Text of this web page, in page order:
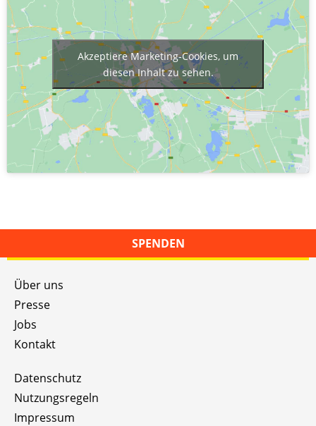
Akzeptiere Marketing-Cookies, um
diesen Inhalt zu sehen.
SPENDEN
Über uns
Presse
Jobs
Kontakt
Datenschutz
Nutzungsregeln
Impressum